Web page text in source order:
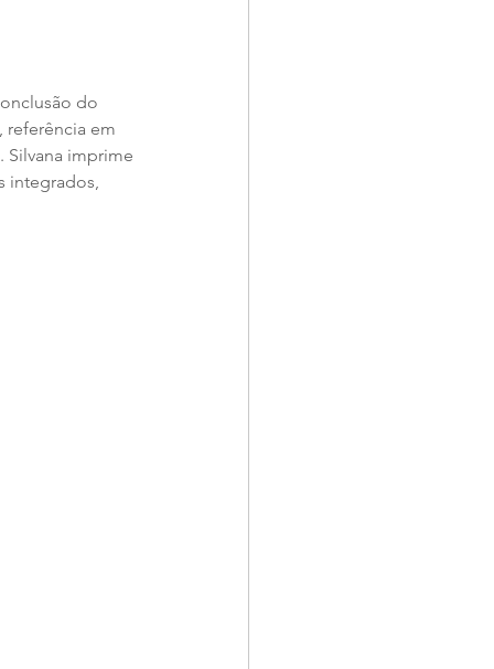
do
referência em
Silvana imprime
integrados,